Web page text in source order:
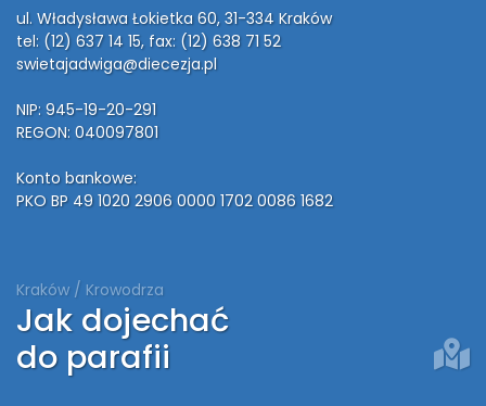
ul. Władysława Łokietka 60, 31-334 Kraków
tel: (12) 637 14 15, fax: (12) 638 71 52
swietajadwiga@diecezja.pl
NIP: 945-19-20-291
REGON: 040097801
Konto bankowe:
PKO BP 49 1020 2906 0000 1702 0086 1682
Kraków / Krowodrza
Jak dojechać
do parafii